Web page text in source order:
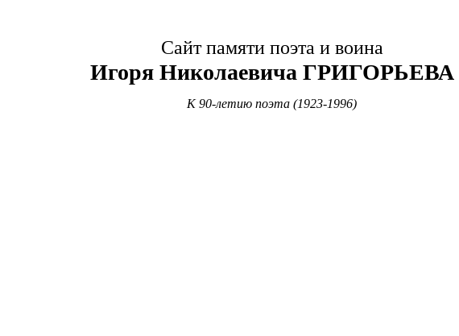
Сайт памяти поэта и воина
Игоря Николаевича ГРИГОРЬЕВА
К 90-летию поэта (1923-1996)